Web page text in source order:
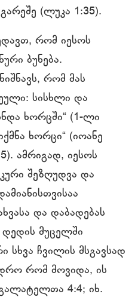
(ლუკა 1:35).
რომ იესოს
ბუნება.
რომ მას
სისხლი და
ხორცში“ (1-ლი
ხორცი“ (იოანე
ამრიგად, იესოს
შეზღუდვა და
და დაბადებას
მუცელში
სხვა ჩვილის მსგავსად
რომ მოვიდა, ის
4:4; იხ.